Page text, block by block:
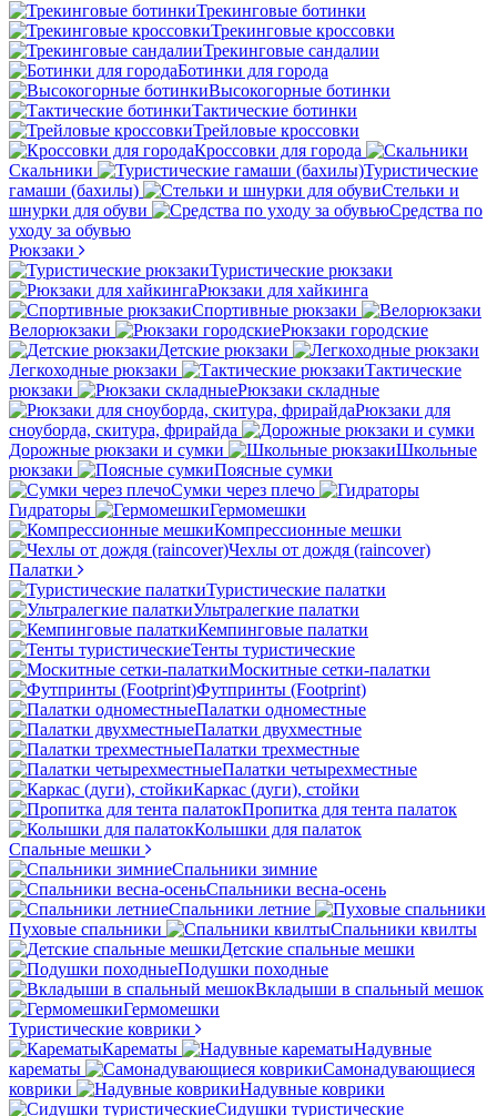
Трекинговые ботинки
Трекинговые кроссовки
Трекинговые сандалии
Ботинки для города
Высокогорные ботинки
Тактические ботинки
Трейловые кроссовки
Кроссовки для города
Скальники
Туристические
гамаши (бахилы)
Стельки и
шнурки для обуви
Средства по
уходу за обувью
Рюкзаки
Туристические рюкзаки
Рюкзаки для хайкинга
Спортивные рюкзаки
Велорюкзаки
Рюкзаки городские
Детские рюкзаки
Легкоходные рюкзаки
Тактические
рюкзаки
Рюкзаки складные
Рюкзаки для
сноуборда, скитура, фрирайда
Дорожные рюкзаки и сумки
Школьные
рюкзаки
Поясные сумки
Сумки через плечо
Гидраторы
Гермомешки
Компрессионные мешки
Чехлы от дождя (raincover)
Палатки
Туристические палатки
Ультралегкие палатки
Кемпинговые палатки
Тенты туристические
Москитные сетки-палатки
Футпринты (Footprint)
Палатки одноместные
Палатки двухместные
Палатки трехместные
Палатки четырехместные
Каркас (дуги), стойки
Пропитка для тента палаток
Колышки для палаток
Спальные мешки
Спальники зимние
Спальники весна-осень
Спальники летние
Пуховые спальники
Спальники квилты
Детские спальные мешки
Подушки походные
Вкладыши в спальный мешок
Гермомешки
Туристические коврики
Карематы
Надувные
карематы
Самонадувающиеся
коврики
Надувные коврики
Сидушки туристические